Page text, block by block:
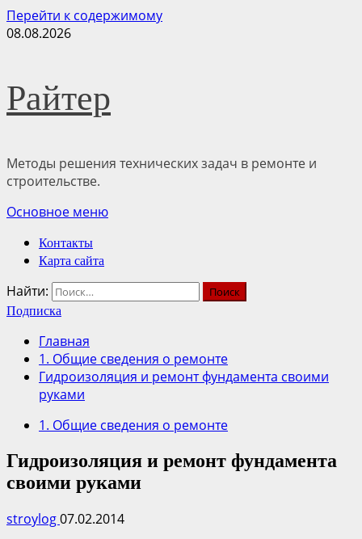
Перейти к содержимому
08.08.2026
Райтер
Методы решения технических задач в ремонте и
строительстве.
Основное меню
Контакты
Карта сайта
Найти:
Подписка
Главная
1. Общие сведения о ремонте
Гидроизоляция и ремонт фундамента своими
руками
1. Общие сведения о ремонте
Гидроизоляция и ремонт фундамента
своими руками
stroylog07.02.2014